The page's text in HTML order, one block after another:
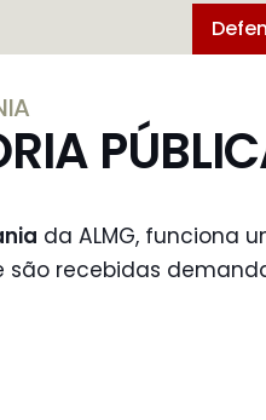
da ALMG, funciona
são recebidas